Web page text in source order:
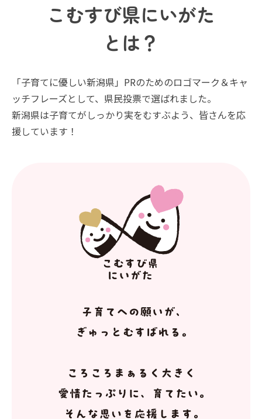
こむすび県にいがた
とは？
「子育てに優しい新潟県」PRのためのロゴマーク＆キャ
ッチフレーズとして、県民投票で選ばれました。
新潟県は子育てがしっかり実をむすぶよう、皆さんを応
援しています！